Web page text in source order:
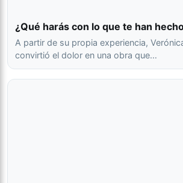
¿Qué harás con lo que te han
A partir de su propia experiencia,
convirtió el dolor en una obra que…